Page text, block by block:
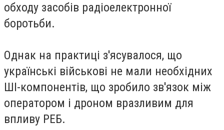
обходу засобів радіоелектронної
боротьби.
Однак на практиці з'ясувалося, що
українські військові не мали необхідних
ШІ-компонентів, що зробило зв'язок між
оператором і дроном вразливим для
впливу РЕБ.